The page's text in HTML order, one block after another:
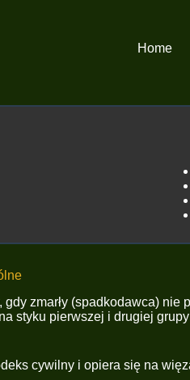
Home
zmarły (spadkodawca)
styku pierwszej i drugiej
cywilny i opiera się na